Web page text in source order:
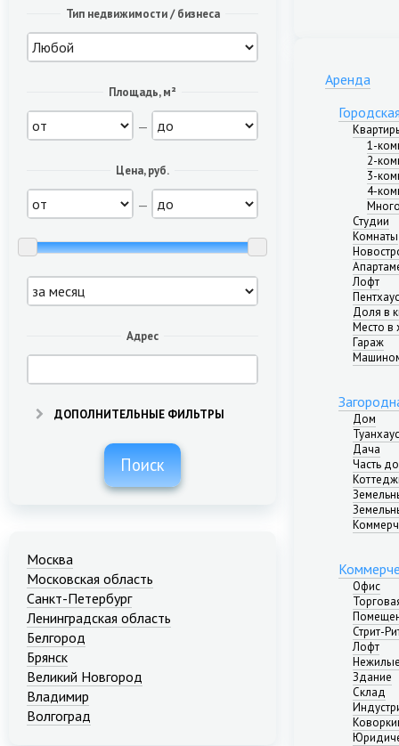
Тип недвижимости / бизнеса
Площадь, м²
—
Цена, руб.
—
Адрес
ДОПОЛНИТЕЛЬНЫЕ ФИЛЬТРЫ
Поиск
Москва
Московская область
Санкт-Петербург
Ленинградская область
Белгород
Брянск
Великий Новгород
Владимир
Волгоград
Аренда
1-
2-
3-
4-
Студии
Комнаты
Лофт
Пентхаус
Доля в
Место в
Гараж
Дом
Туанхаус
Дача
Часть
Офис
Стрит-
Лофт
Здание
Склад